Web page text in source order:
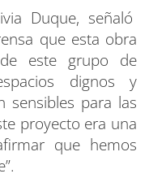
Duque, señaló
que esta obra
este grupo de
dignos y
sensibles para las
proyecto era una
que hemos